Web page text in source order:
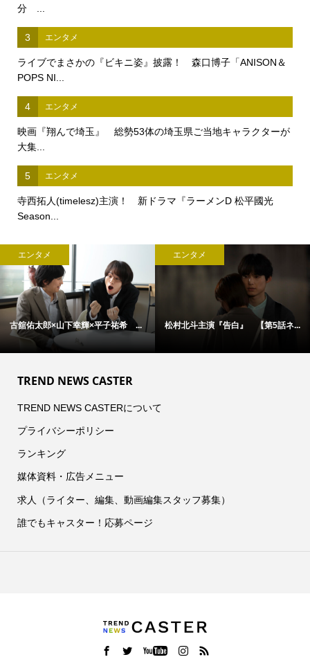
分 ...
3 エンタメ
ライブでまさかの『ビキニ姿』披露！ 森口博子「ANISON＆
POPS NI...
4 エンタメ
映画『翔んで埼玉』 総勢53体の埼玉県ご当地キャラクターが
大集...
5 エンタメ
寺西拓人(timelesz)主演！ 新ドラマ『ラーメンD 松平國光
Season...
エンタメ
古舘佑太郎×山下幸輝×平子祐希 ...
エンタメ
松村北斗主演『告白』 【第5話ネ...
TREND NEWS CASTER
TREND NEWS CASTERについて
プライバシーポリシー
ランキング
媒体資料・広告メニュー
求人（ライター、編集、動画編集スタッフ募集）
誰でもキャスター！応募ページ